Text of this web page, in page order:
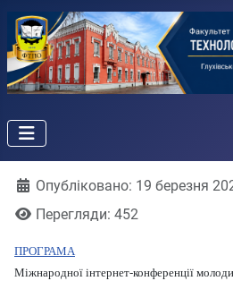
ДеталіОпубліковано: 19 березня
Перегляди: 452
ПРОГРАМА
Міжнародної інтернет-конференції